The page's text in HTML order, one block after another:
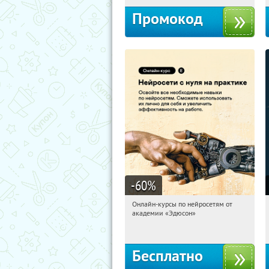
Промокод
-60%
05:54:11 Получили:
Онлайн-курсы по нейросетям от
академии «Эдюсон»
Бесплатно